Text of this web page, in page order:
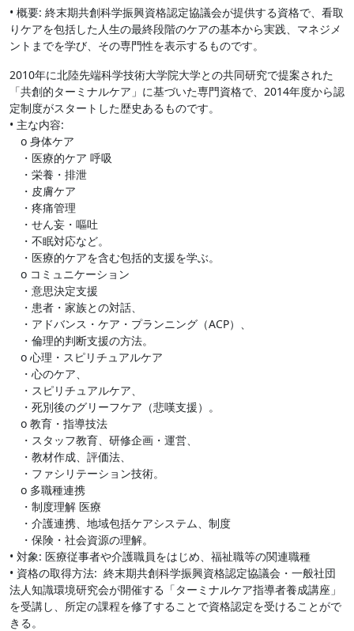
• 概要: 終末期共創科学振興資格認定協議会が提供する資格で、看取
りケアを包括した人生の最終段階のケアの基本から実践、マネジメ
ントまでを学び、その専門性を表示するものです。
2010年に北陸先端科学技術大学院大学との共同研究で提案された
「共創的ターミナルケア」に基づいた専門資格で、2014年度から認
定制度がスタートした歴史あるものです。
• 主な内容:
o 身体ケア
・医療的ケア 呼吸
・栄養・排泄
・皮膚ケア
・疼痛管理
・せん妄・嘔吐
・不眠対応など。
・医療的ケアを含む包括的支援を学ぶ。
o コミュニケーション
・意思決定支援
・患者・家族との対話、
・アドバンス・ケア・プランニング（ACP）、
・倫理的判断支援の方法。
o 心理・スピリチュアルケア
・心のケア、
・スピリチュアルケア、
・死別後のグリーフケア（悲嘆支援）。
o 教育・指導技法
・スタッフ教育、研修企画・運営、
・教材作成、評価法、
・ファシリテーション技術。
o 多職種連携
・制度理解 医療
・介護連携、地域包括ケアシステム、制度
・保険・社会資源の理解。
• 対象: 医療従事者や介護職員をはじめ、福祉職等の関連職種
• 資格の取得方法: 終末期共創科学振興資格認定協議会・一般社団
法人知識環境研究会が開催する「ターミナルケア指導者養成講座」
を受講し、所定の課程を修了することで資格認定を受けることがで
きる。